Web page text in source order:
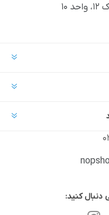
دنبال کنید: